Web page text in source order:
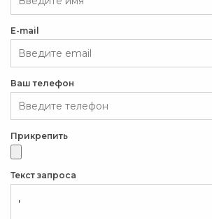
E-mail
Ваш телефон
Прикрепить
Текст запроса